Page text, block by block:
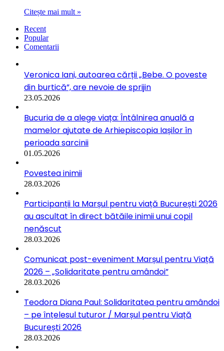
Citește mai mult »
Recent
Popular
Comentarii
Veronica Iani, autoarea cărții „Bebe. O poveste
din burtică”, are nevoie de sprijin
23.05.2026
Bucuria de a alege viața: Întâlnirea anuală a
mamelor ajutate de Arhiepiscopia Iașilor în
perioada sarcinii
01.05.2026
Povestea inimii
28.03.2026
Participanții la Marșul pentru viață București 2026
au ascultat în direct bătăile inimii unui copil
nenăscut
28.03.2026
Comunicat post-eveniment Marșul pentru Viață
2026 – „Solidaritate pentru amândoi”
28.03.2026
Teodora Diana Paul: Solidaritatea pentru amândoi
– pe înțelesul tuturor / Marșul pentru Viață
București 2026
28.03.2026